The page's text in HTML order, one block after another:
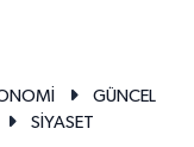
GÜNCEL
SİYASET